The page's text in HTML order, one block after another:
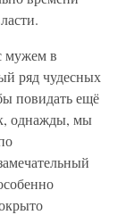
мужем в
ряд чудесных
повидать ещё
однажды, мы